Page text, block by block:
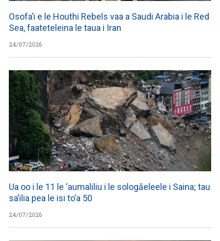
Osofa’i e le Houthi Rebels vaa a Saudi Arabia i le Red
Sea, faateteleina le taua i Iran
24/07/2026
Ua oo i le 11 le ‘aumaliliu i le sologāeleele i Saina; tau
sa’ilia pea le isi to’a 50
24/07/2026